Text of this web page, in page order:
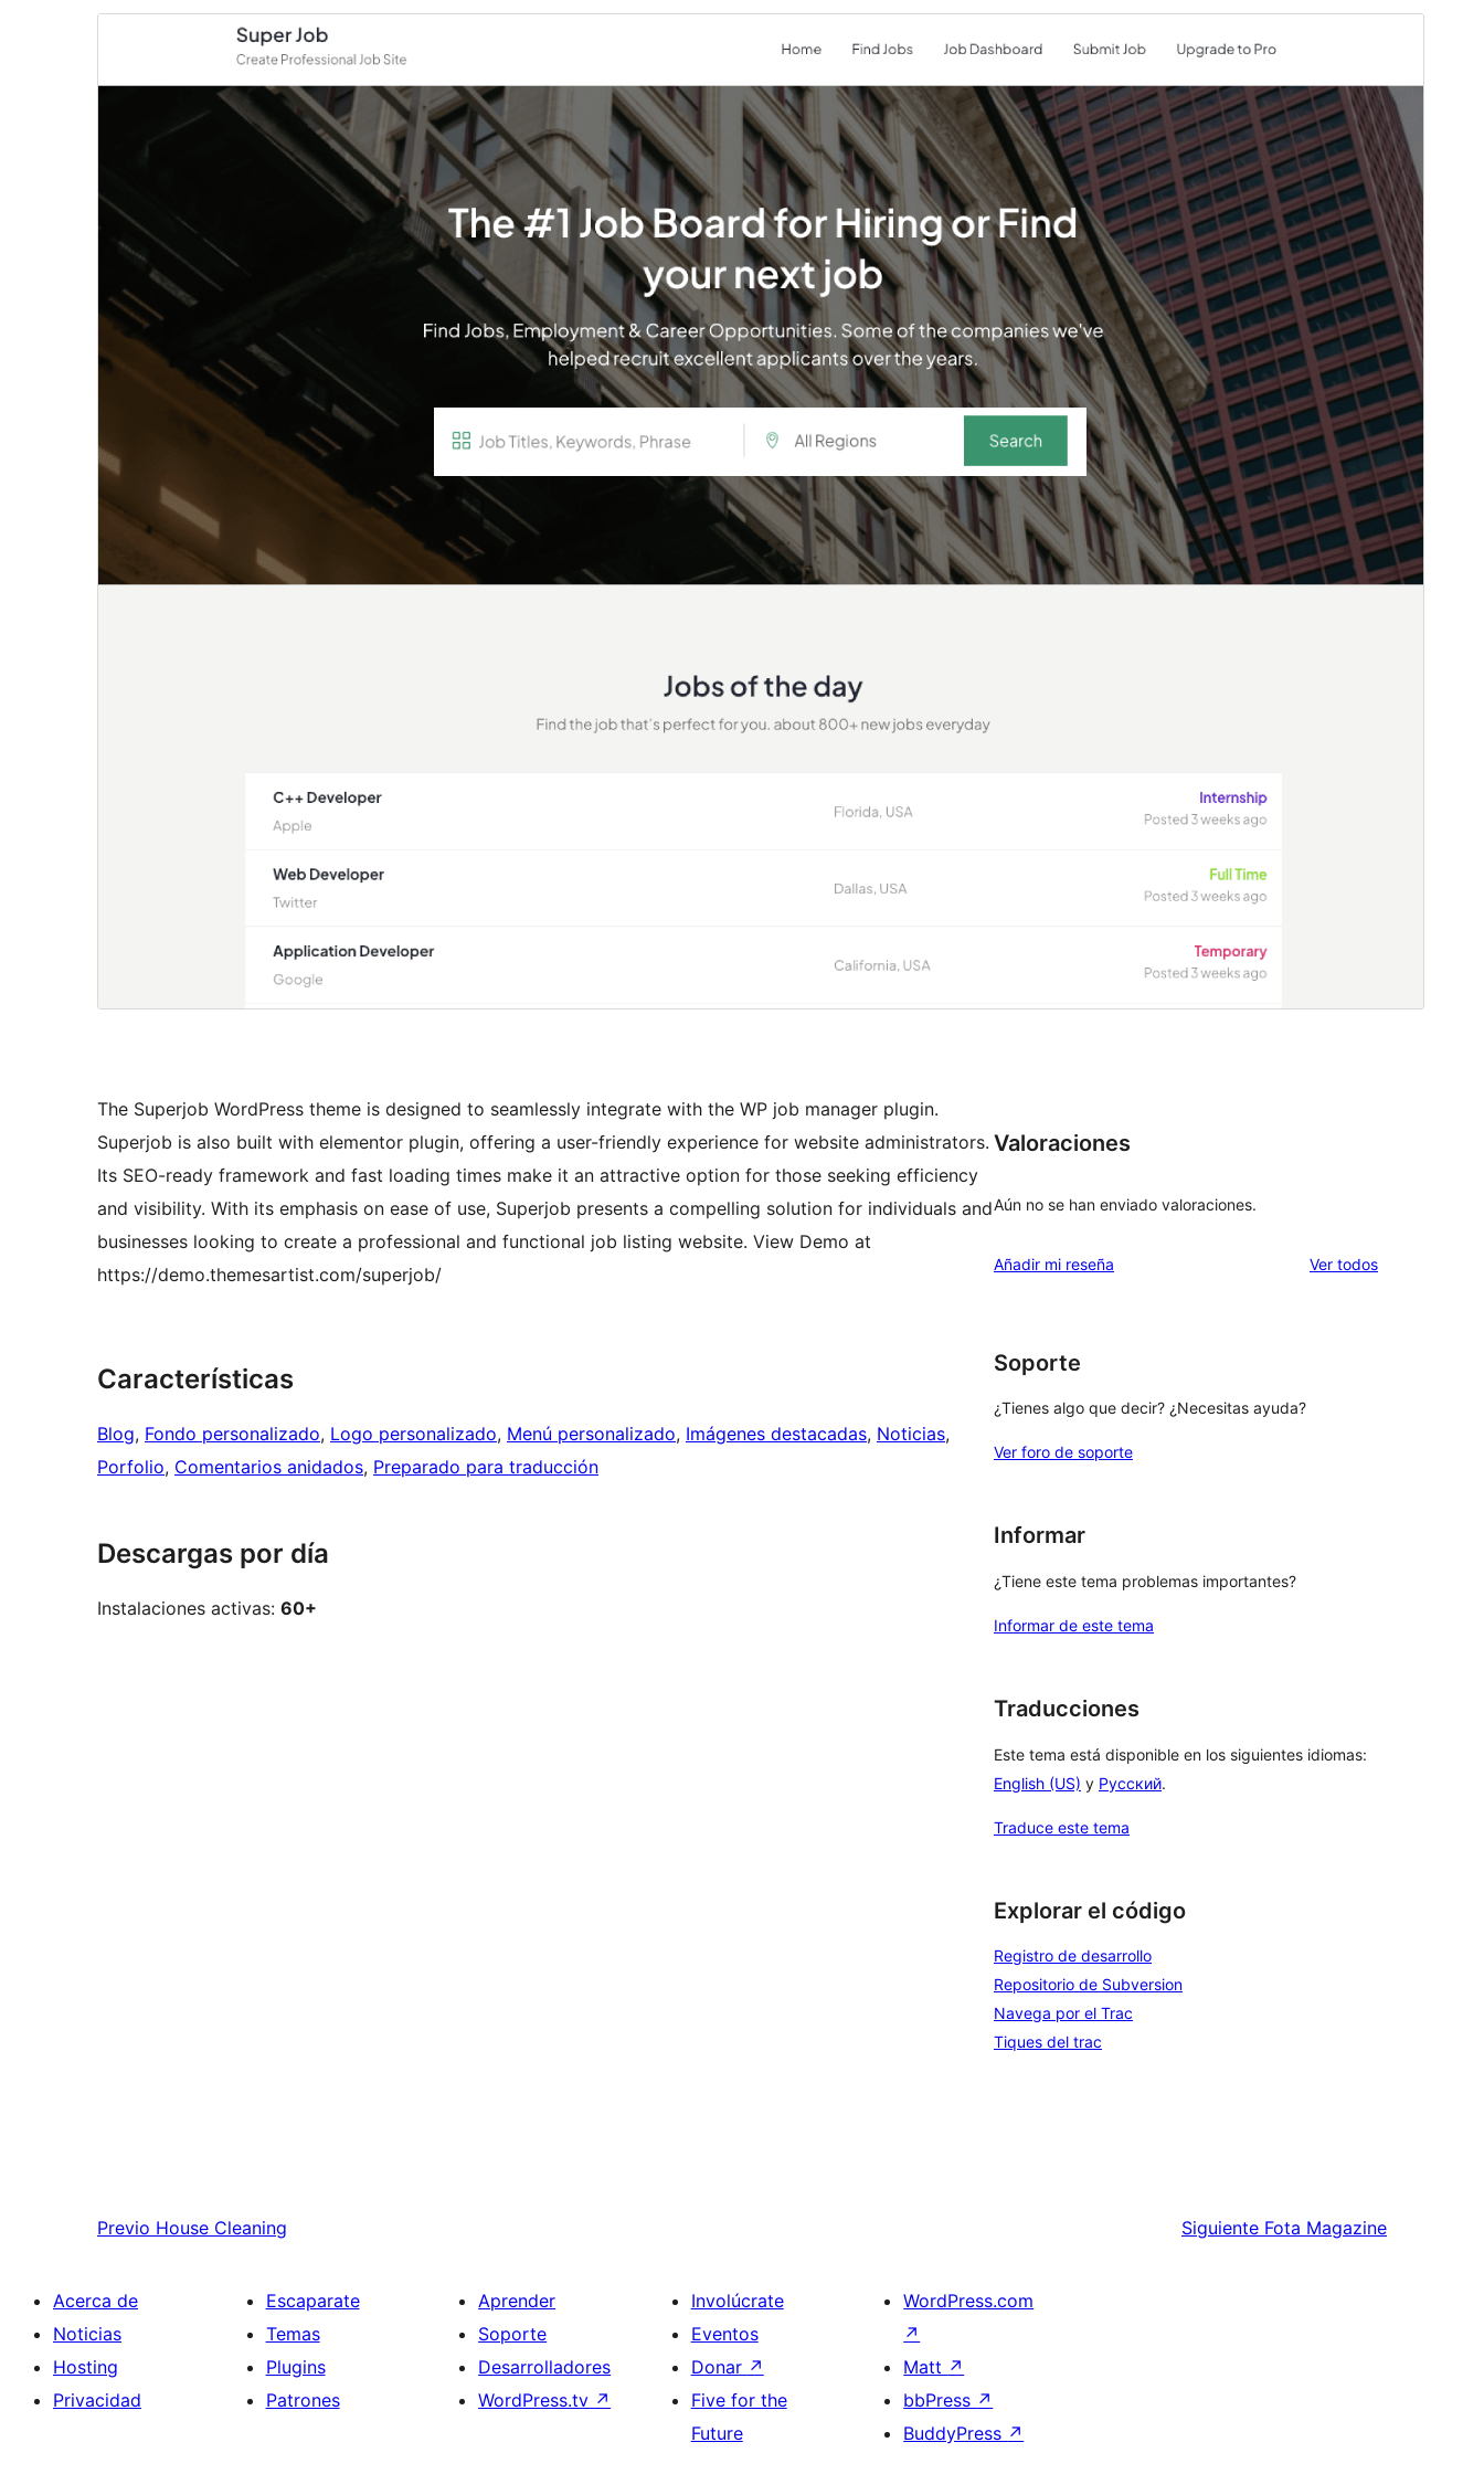
Última actualización
24 de mayo de 2026
Instalaciones activas
60+
Versión de PHP
5.6
Página de inicio del tema
The Superjob WordPress theme is designed to seamlessly integrate with the WP job manager plugin.
Superjob is also built with elementor plugin, offering a user-friendly experience for website administrators.
Its SEO-ready framework and fast loading times make it an attractive option for those seeking efficiency
and visibility. With its emphasis on ease of use, Superjob presents a compelling solution for individuals and
businesses looking to create a professional and functional job listing website. View Demo at
https://demo.themesartist.com/superjob/
Características
Blog, Fondo personalizado, Logo personalizado, Menú personalizado, Imágenes destacadas, Noticias
Porfolio, Comentarios anidados, Preparado para traducción
Descargas por día
Instalaciones activas: 60+
Valoraciones
Aún no se han enviado valoraciones.
Añadir mi reseña Ver todoslos
Soporte
¿Tienes algo que decir? ¿Necesitas ayuda?
Ver foro de soporte
Informar
¿Tiene este tema problemas importantes?
Informar de este tema
Traducciones
Este tema está disponible en los siguientes idiomas:
English (US) y Русский.
Traduce este tema
Explorar el código
Registro de desarrollo
Repositorio de Subversion
Navega por el Trac
Tiques del trac
Previo House Cleaning Siguiente Fota Magazine
Acerca de
Noticias
Hosting
Privacidad
Escaparate
Temas
Plugins
Patrones
Aprender
Soporte
Desarrolladores
WordPress.tv ↗
Involúcrate
Eventos
Donar ↗
Five for the
Future
WordPress.com
↗
Matt ↗
bbPress ↗
BuddyPress ↗